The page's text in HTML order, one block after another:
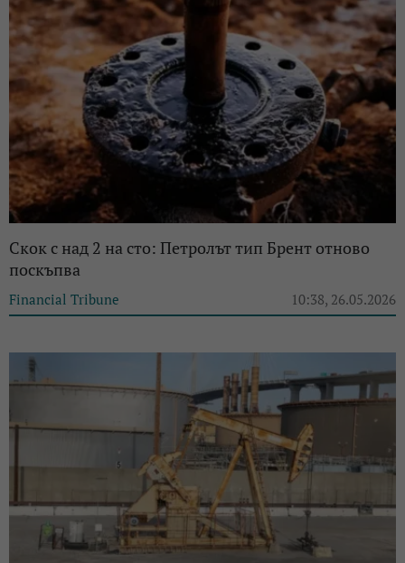
Скок с над 2 на сто: Петролът тип Брент отново
поскъпва
Financial Tribune 10:38, 26.05.2026